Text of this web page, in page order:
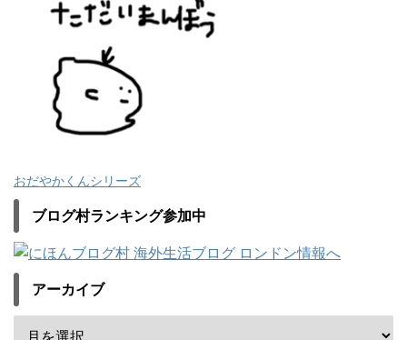
おだやかくんシリーズ
ブログ村ランキング参加中
アーカイブ